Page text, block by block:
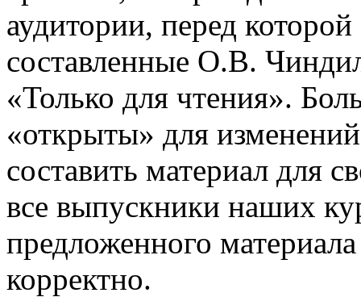
аудитории, перед
составленные О.В.
«Только для чтения».
«открыты» для
составить материал для
все выпускники наших
предложенного
корректно.